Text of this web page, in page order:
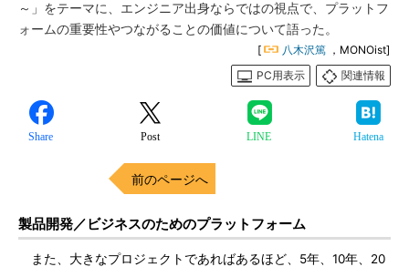
～」をテーマに、エンジニア出身ならではの視点で、プラットフ
ォームの重要性やつながることの価値について語った。
[ 八木沢篤 ，MONOist]
PC用表示
関連情報
Share Post LINE Hatena
前のページへ
製品開発／ビジネスのためのプラットフォーム
また、大きなプロジェクトであればあるほど、5年、10年、20